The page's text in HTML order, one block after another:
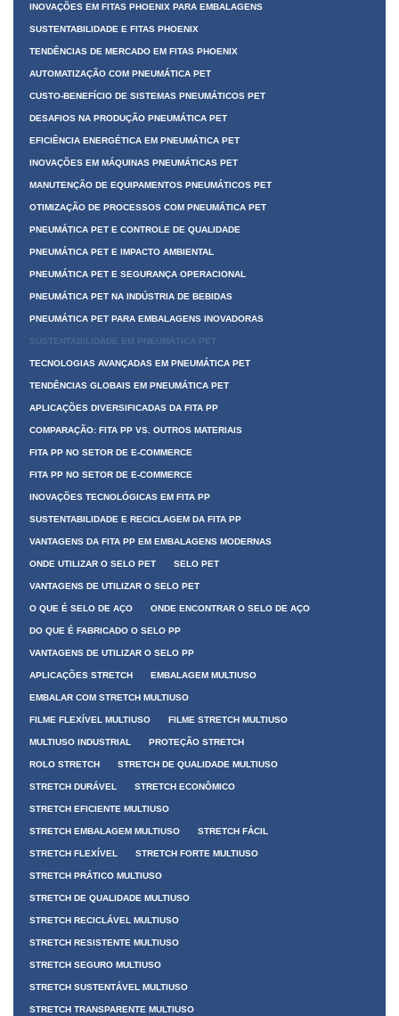
INOVAÇÕES EM FITAS PHOENIX PARA EMBALAGENS
SUSTENTABILIDADE E FITAS PHOENIX
TENDÊNCIAS DE MERCADO EM FITAS PHOENIX
AUTOMATIZAÇÃO COM PNEUMÁTICA PET
CUSTO-BENEFÍCIO DE SISTEMAS PNEUMÁTICOS PET
DESAFIOS NA PRODUÇÃO PNEUMÁTICA PET
EFICIÊNCIA ENERGÉTICA EM PNEUMÁTICA PET
INOVAÇÕES EM MÁQUINAS PNEUMÁTICAS PET
MANUTENÇÃO DE EQUIPAMENTOS PNEUMÁTICOS PET
OTIMIZAÇÃO DE PROCESSOS COM PNEUMÁTICA PET
PNEUMÁTICA PET E CONTROLE DE QUALIDADE
PNEUMÁTICA PET E IMPACTO AMBIENTAL
PNEUMÁTICA PET E SEGURANÇA OPERACIONAL
PNEUMÁTICA PET NA INDÚSTRIA DE BEBIDAS
PNEUMÁTICA PET PARA EMBALAGENS INOVADORAS
SUSTENTABILIDADE EM PNEUMÁTICA PET
TECNOLOGIAS AVANÇADAS EM PNEUMÁTICA PET
TENDÊNCIAS GLOBAIS EM PNEUMÁTICA PET
APLICAÇÕES DIVERSIFICADAS DA FITA PP
COMPARAÇÃO: FITA PP VS. OUTROS MATERIAIS
FITA PP NO SETOR DE E-COMMERCE
FITA PP NO SETOR DE E-COMMERCE
INOVAÇÕES TECNOLÓGICAS EM FITA PP
SUSTENTABILIDADE E RECICLAGEM DA FITA PP
VANTAGENS DA FITA PP EM EMBALAGENS MODERNAS
ONDE UTILIZAR O SELO PET SELO PET
VANTAGENS DE UTILIZAR O SELO PET
O QUE É SELO DE AÇO ONDE ENCONTRAR O SELO DE AÇO
DO QUE É FABRICADO O SELO PP
VANTAGENS DE UTILIZAR O SELO PP
APLICAÇÕES STRETCH EMBALAGEM MULTIUSO
EMBALAR COM STRETCH MULTIUSO
FILME FLEXÍVEL MULTIUSO FILME STRETCH MULTIUSO
MULTIUSO INDUSTRIAL PROTEÇÃO STRETCH
ROLO STRETCH STRETCH DE QUALIDADE MULTIUSO
STRETCH DURÁVEL STRETCH ECONÔMICO
STRETCH EFICIENTE MULTIUSO
STRETCH EMBALAGEM MULTIUSO STRETCH FÁCIL
STRETCH FLEXÍVEL STRETCH FORTE MULTIUSO
STRETCH PRÁTICO MULTIUSO
STRETCH DE QUALIDADE MULTIUSO
STRETCH RECICLÁVEL MULTIUSO
STRETCH RESISTENTE MULTIUSO
STRETCH SEGURO MULTIUSO
STRETCH SUSTENTÁVEL MULTIUSO
STRETCH TRANSPARENTE MULTIUSO